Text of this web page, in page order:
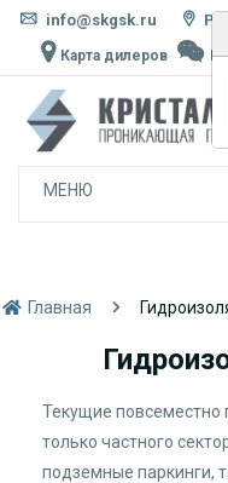
info@skgsk.ru
Карта дилеров
МЕНЮ
Главная
Текущие
только частного
подземные паркинги,